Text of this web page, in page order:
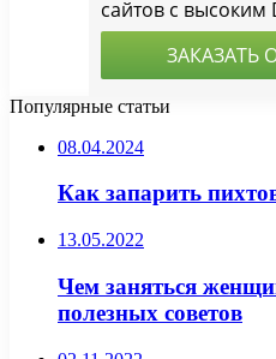
Популярные статьи
08.04.2024
Как запарить
13.05.2022
Чем заняться
полезных советов